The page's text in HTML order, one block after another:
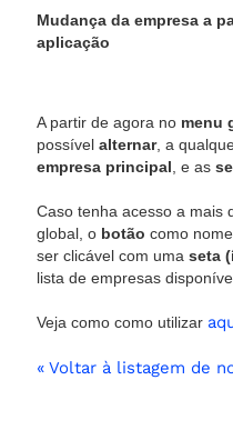
Mudança da empresa a
aplicação
A partir de agora no menu
possível alternar, a
empresa principal , e as
Caso tenha acesso a mais
global, o botão como
ser clicável com uma seta
lista de empresas
Veja como como utilizar
« Voltar à listagem de